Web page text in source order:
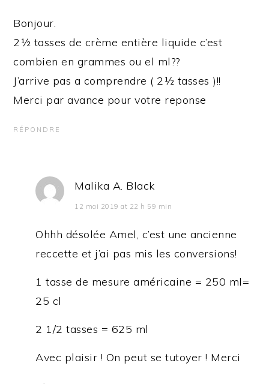
Bonjour.
2½ tasses de crème entière liquide c’est
combien en grammes ou el ml??
J’arrive pas a comprendre ( 2½ tasses )!!
Merci par avance pour votre reponse
RÉPONDRE
Malika A. Black
12 mai 2019 at 22 h 59 min
Ohhh désolée Amel, c’est une ancienne
reccette et j’ai pas mis les conversions!
1 tasse de mesure américaine = 250 ml=
25 cl
2 1/2 tasses = 625 ml
Avec plaisir ! On peut se tutoyer ! Merci